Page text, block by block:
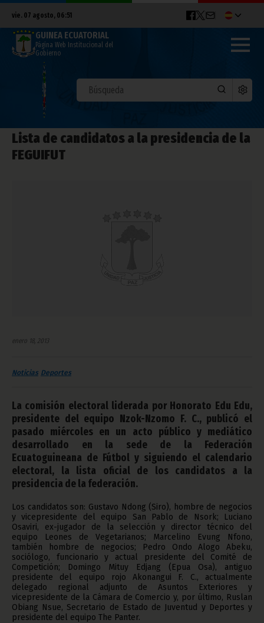
vie. 07 agosto, 06:51
GUINEA ECUATORIAL
Página Web Institucional del
Gobierno
Lista de candidatos a la presidencia de la
FEGUIFUT
enero 18, 2013
Noticias Deportes
La comisión electoral liderada por Honorato Edu Edu,
presidente del equipo Nzok-Nzomo F. C., publicó el
pasado miércoles en un acto público y mediático
desarrollado en la sede de la Federación
Ecuatoguineana de Fútbol y siguiendo el calendario
electoral, la lista oficial de los candidatos a la
presidencia de la federación.
Los candidatos son: Gustavo Ndong (Siro), hombre de negocios
y vicepresidente del equipo San Pablo de Nsork; Luciano
Osaviri, ex-jugador de la selección y director técnico del
equipo Leones de Vegetarianos; Marcelino Evung Nfono,
también hombre de negocios; Pedro Ondo Alogo Abeku,
sociólogo, funcionario y actual presidente del Comité de
Competición; Domingo Mituy Edjang (Epua Osa), antiguo
presidente del equipo rojo Akonangui F. C., actualmente
delegado regional adjunto de Asuntos Exteriores y
vicepresidente de la Cámara de Comercio y, por último, Ruslan
Obiang Nsue, Secretario de Estado de Juventud y Deportes y
presidente del equipo The Panter.